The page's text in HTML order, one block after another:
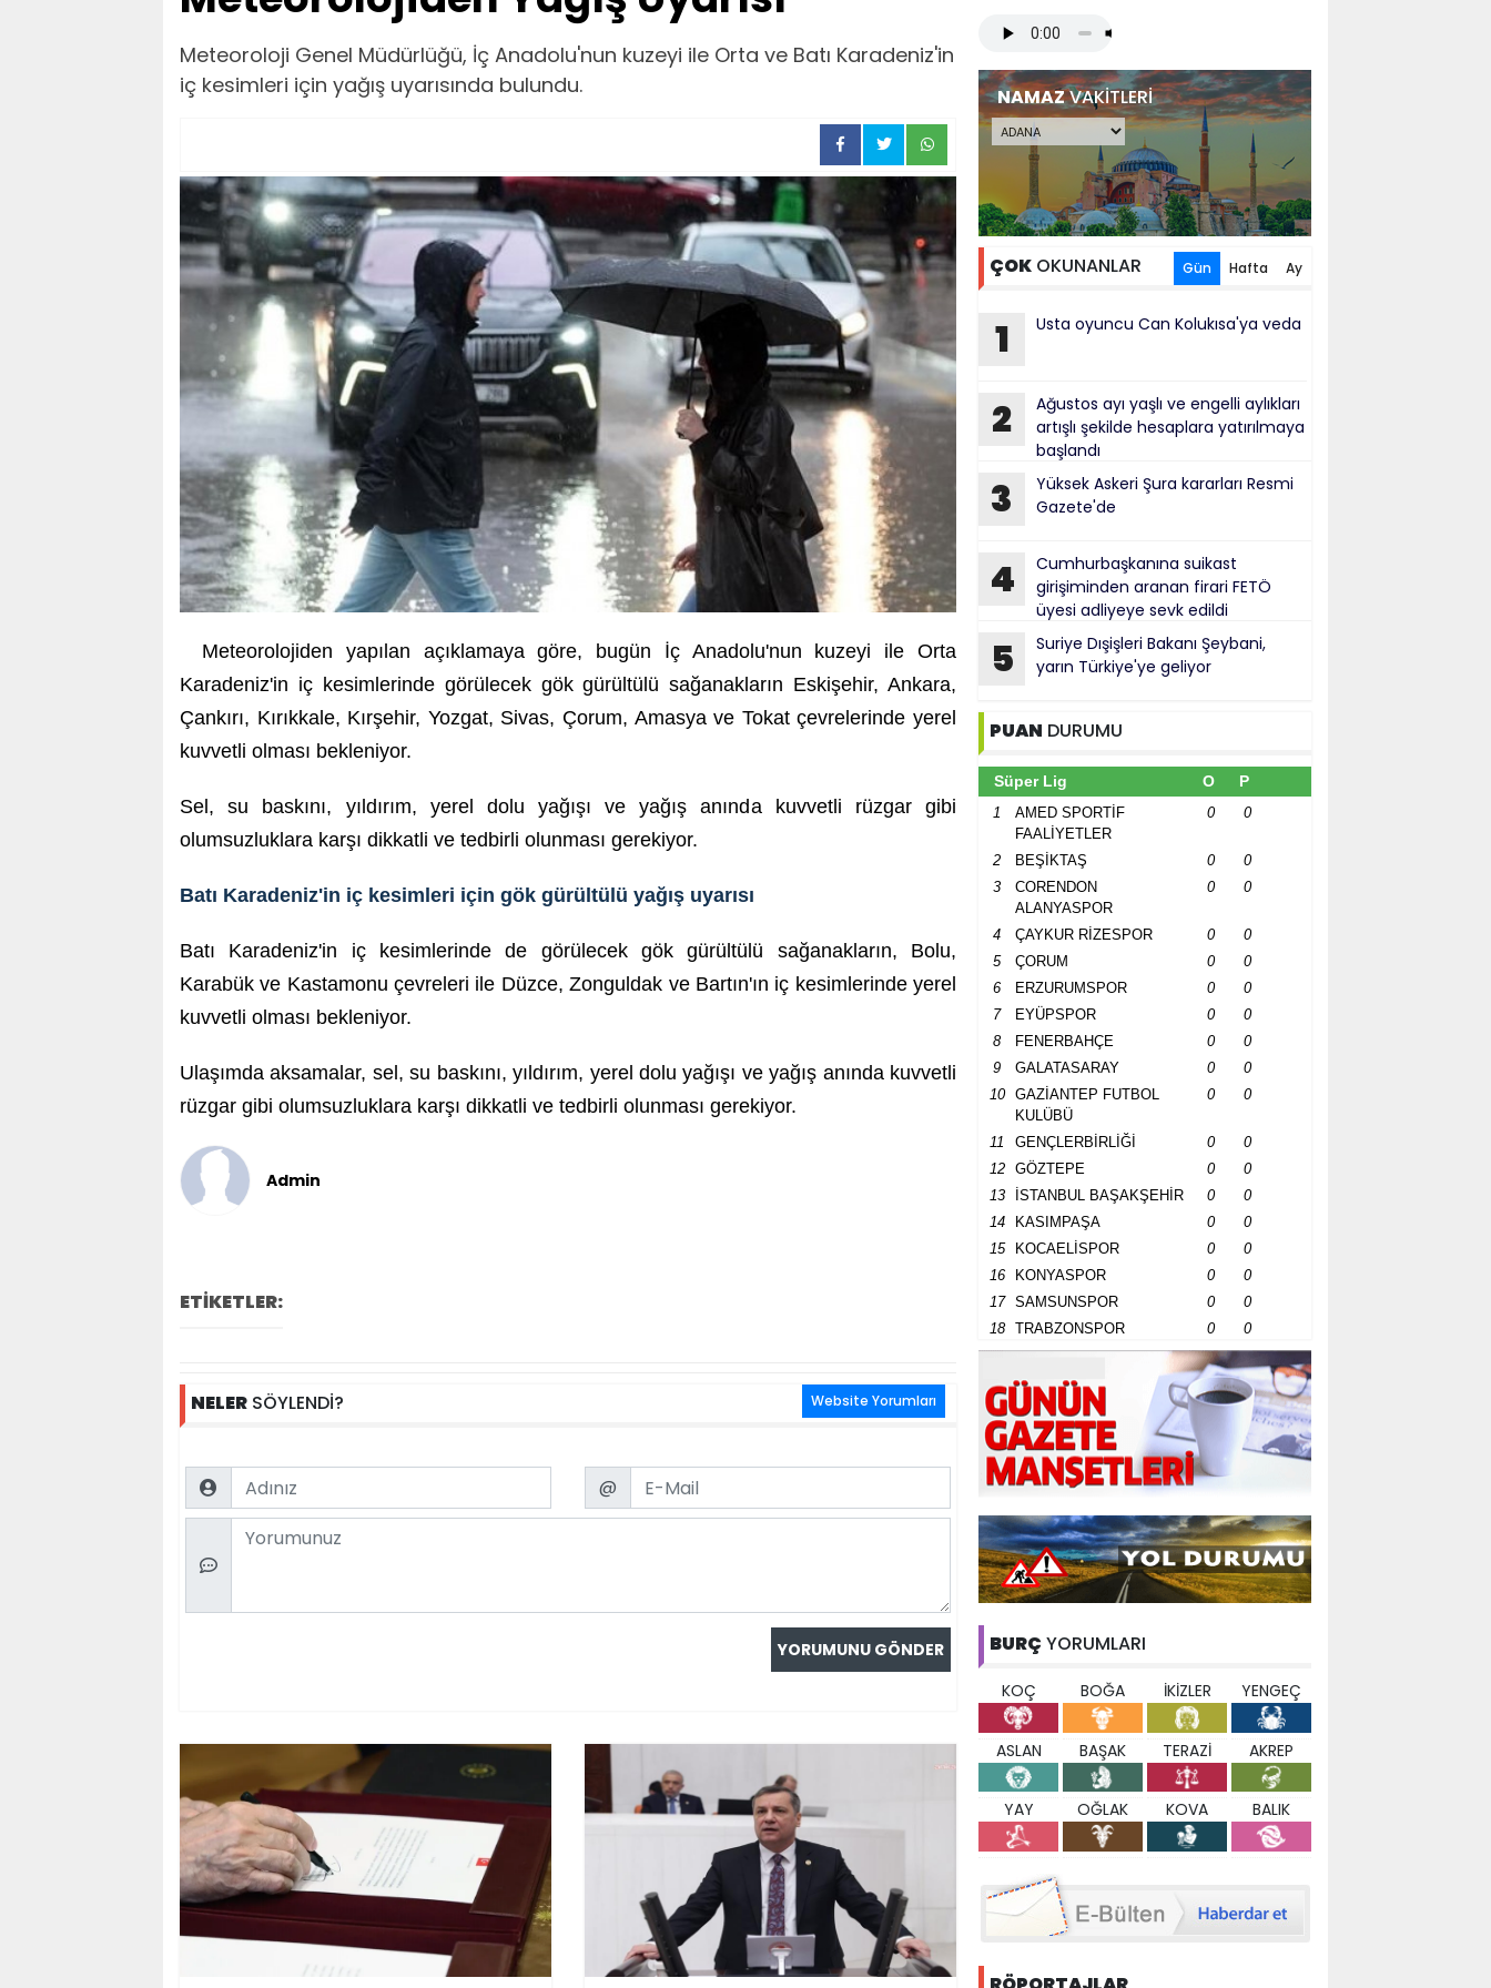
Meteoroloji Genel Müdürlüğü, İç Anadolu'nun kuzeyi ile Orta ve Batı Karadeniz'in
iç kesimleri için yağış uyarısında bulundu.
Meteorolojiden yapılan açıklamaya göre, bugün İç Anadolu'nun kuzeyi ile Orta
Karadeniz'in iç kesimlerinde görülecek gök gürültülü sağanakların Eskişehir, Ankara,
Çankırı, Kırıkkale, Kırşehir, Yozgat, Sivas, Çorum, Amasya ve Tokat çevrelerinde yerel
kuvvetli olması bekleniyor.
Sel, su baskını, yıldırım, yerel dolu yağışı ve yağış anında kuvvetli rüzgar gibi
olumsuzluklara karşı dikkatli ve tedbirli olunması gerekiyor.
Batı Karadeniz'in iç kesimleri için gök gürültülü yağış uyarısı
Batı Karadeniz'in iç kesimlerinde de görülecek gök gürültülü sağanakların, Bolu,
Karabük ve Kastamonu çevreleri ile Düzce, Zonguldak ve Bartın'ın iç kesimlerinde yerel
kuvvetli olması bekleniyor.
Ulaşımda aksamalar, sel, su baskını, yıldırım, yerel dolu yağışı ve yağış anında kuvvetli
rüzgar gibi olumsuzluklara karşı dikkatli ve tedbirli olunması gerekiyor.
Admin
ETİKETLER:
NELER SÖYLENDİ? Website Yorumları
Name Email
@
Comment
NAMAZVAKİTLERİ
ÇOK OKUNANLAR Gün Hafta Ay
1 Usta oyuncu Can Kolukısa'ya veda
2
Ağustos ayı yaşlı ve engelli aylıkları
artışlı şekilde hesaplara yatırılmaya
başlandı
3
Yüksek Askeri Şura kararları Resmi
Gazete'de
4
Cumhurbaşkanına suikast
girişiminden aranan firari FETÖ
üyesi adliyeye sevk edildi
5
Suriye Dışişleri Bakanı Şeybani,
yarın Türkiye'ye geliyor
PUAN DURUMU
Süper Lig O P
1
AMED SPORTİF
FAALİYETLER
0 0
2 BEŞİKTAŞ 0
0
3
CORENDON
ALANYASPOR
0 0
4 ÇAYKUR RİZESPOR 0
0
5
ÇORUM 0
0
6
ERZURUMSPOR 0
0
7
EYÜPSPOR 0
0
8
FENERBAHÇE 0
0
9
GALATASARAY 0
0
10
GAZİANTEP FUTBOL
KULÜBÜ
0 0
11 GENÇLERBİRLİĞİ 0
0
12
GÖZTEPE 0
0
13
İSTANBUL BAŞAKŞEHİR 0
0
14
KASIMPAŞA 0
0
15
KOCAELİSPOR 0
0
16
KONYASPOR 0
0
17
SAMSUNSPOR 0
0
18
TRABZONSPOR 0 0
BURÇ YORUMLARI
KOÇ BOĞA İKİZLER YENGEÇ
ASLAN BAŞAK TERAZİ AKREP
YAY OĞLAK KOVA BALIK